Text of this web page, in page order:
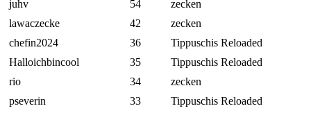
juhv
54
zecken
lawaczecke
42
zecken
chefin2024
36
Tippuschis Reloaded
Halloichbincool
35
Tippuschis Reloaded
rio
34
zecken
pseverin
33
Tippuschis Reloaded